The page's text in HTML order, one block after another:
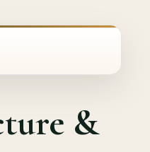
&